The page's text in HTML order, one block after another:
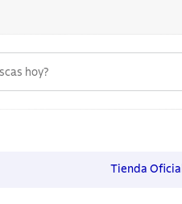
Tienda Oficial